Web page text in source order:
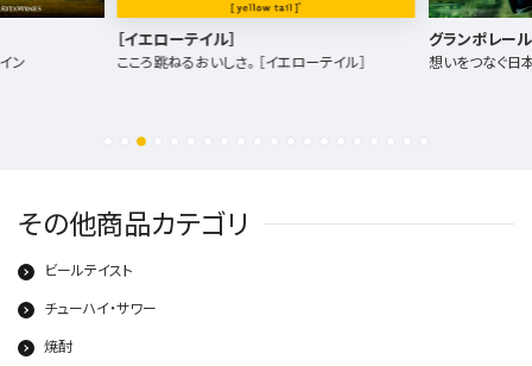
イル］
グランポレール
想いをつなぐ日本ワイン
［イエローテ
ョン企画
その他商品カテゴリ
ビールテイスト
チューハイ・サワー
焼酎